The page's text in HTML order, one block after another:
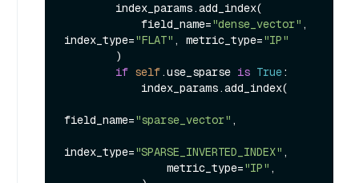
            field_name=
"dense_vector" ,
index_type="FLAT" , metric_type="IP"
if self.use_sparse is True:
field_name="sparse_vector" ,
index_type="SPARSE_INVERTED_INDEX" ,
                metric_type=
"IP" ,